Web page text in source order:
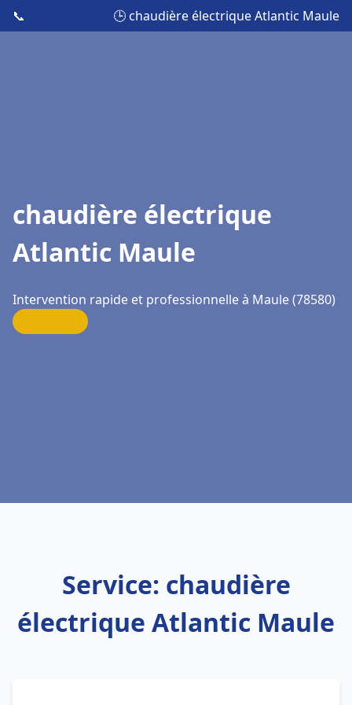
📞 🕒 chaudière électrique Atlantic Maule
chaudière électrique
Atlantic Maule
Intervention rapide et professionnelle à Maule (78580)
Service: chaudière
électrique Atlantic Maule